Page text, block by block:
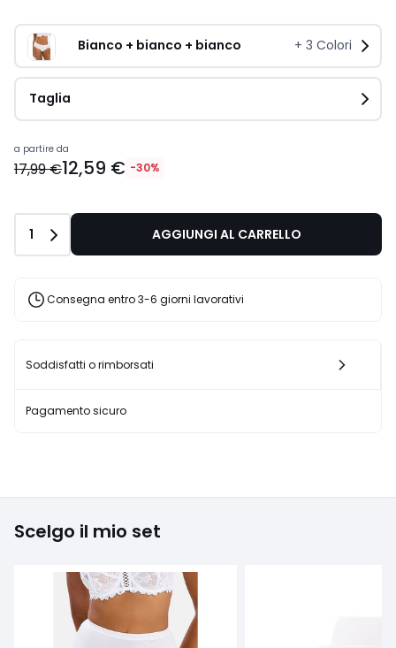
Bianco + bianco + bianco + 3 Colori
Taglia
a partire da
17,99 €12,59 € -30%
Quantità
1 AGGIUNGI AL CARRELLO
Consegna entro 3-6 giorni lavorativi
Soddisfatti o rimborsati
Pagamento sicuro
Scelgo il mio set